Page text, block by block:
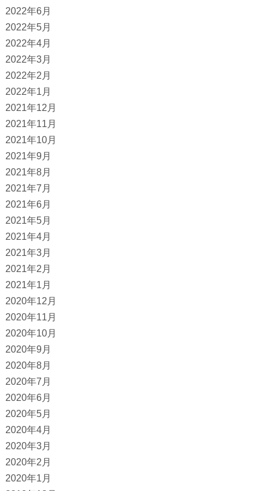
2022年6月
2022年5月
2022年4月
2022年3月
2022年2月
2022年1月
2021年12月
2021年11月
2021年10月
2021年9月
2021年8月
2021年7月
2021年6月
2021年5月
2021年4月
2021年3月
2021年2月
2021年1月
2020年12月
2020年11月
2020年10月
2020年9月
2020年8月
2020年7月
2020年6月
2020年5月
2020年4月
2020年3月
2020年2月
2020年1月